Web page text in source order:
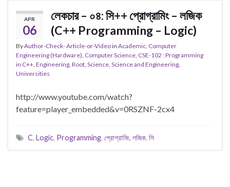
APR
06
লেকচার – ০৪: সি++ প্রোগ্রামিং – লজিক
(C++ Programming – Logic)
ByAuthor-Check- Article-or-Videoin Academic Computer
Engineering (Hardware) Computer Science CSE-102 : Programming
in C++ Engineering Root Science Science and Engineering
Universities
http://www.youtube.com/watch?
feature=player_embedded&v=0RSZNF-2cx4
C, Logic, Programming, প্রোগ্রামিং, লজিক, সি